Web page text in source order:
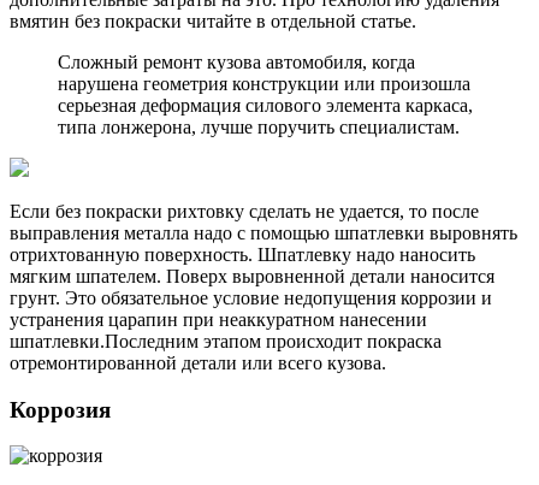
вмятин без покраски читайте в отдельной статье.
Сложный ремонт кузова автомобиля, когда
нарушена геометрия конструкции или произошла
серьезная деформация силового элемента каркаса,
типа лонжерона, лучше поручить специалистам.
Если без покраски рихтовку сделать не удается, то после
выправления металла надо с помощью шпатлевки выровнять
отрихтованную поверхность. Шпатлевку надо наносить
мягким шпателем. Поверх выровненной детали наносится
грунт. Это обязательное условие недопущения коррозии и
устранения царапин при неаккуратном нанесении
шпатлевки.Последним этапом происходит покраска
отремонтированной детали или всего кузова.
Коррозия